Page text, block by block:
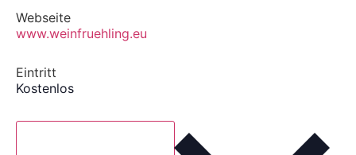
Webseite
www.weinfruehling.eu
Eintritt
Kostenlos